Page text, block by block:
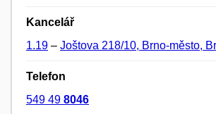
Kancelář
1.19 – Joštova 218/10, Brno-město,
Telefon
549 49 8046